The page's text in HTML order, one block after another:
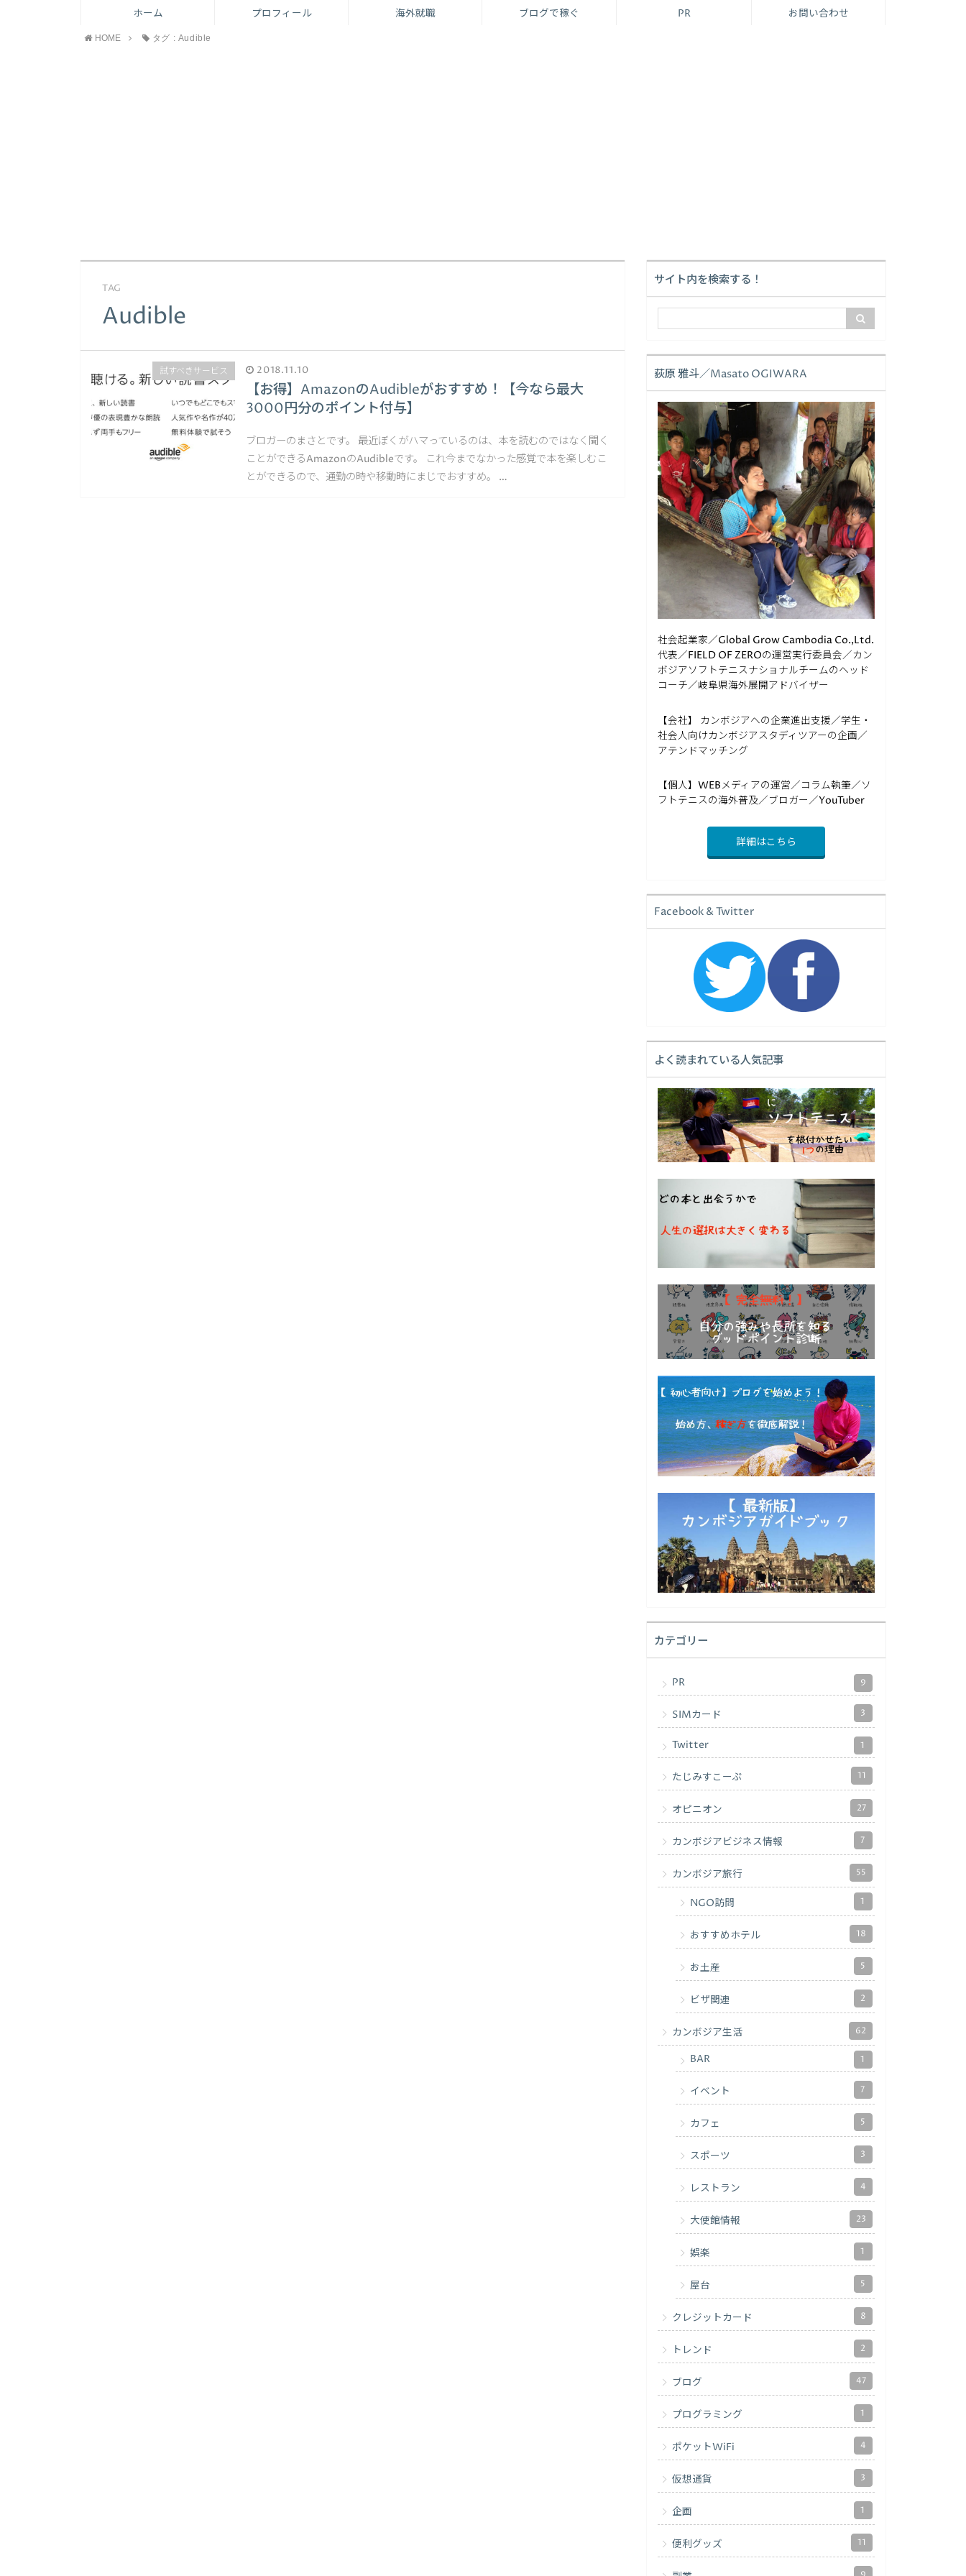
ホーム プロフィール 海外就職 ブログで稼ぐ PR お問い合わせ
HOME タグ : Audible
TAG
Audible
試すべきサービス 2018.11.10
【お得】AmazonのAudibleがおすすめ！【今なら最大
3000円分のポイント付与】
ブロガーのまさとです。 最近ぼくがハマっているのは、本を読むのではなく聞く
ことができるAmazonのAudibleです。 これ今までなかった感覚で本を楽しむこ
とができるので、通勤の時や移動時にまじでおすすめ。 …
サイト内を検索する！
荻原 雅斗／Masato OGIWARA
社会起業家／Global Grow Cambodia Co.,Ltd.
代表／FIELD OF ZEROの運営実行委員会／カン
ボジアソフトテニスナショナルチームのヘッド
コーチ／岐阜県海外展開アドバイザー
【会社】 カンボジアへの企業進出支援／学生・
社会人向けカンボジアスタディツアーの企画／
アテンドマッチング
【個人】WEBメディアの運営／コラム執筆／ソ
フトテニスの海外普及／ブロガー／YouTuber
詳細はこちら
Facebook & Twitter
よく読まれている人気記事
カテゴリー
PR 9
SIMカード 3
Twitter 1
たじみすこーぷ 11
オピニオン 27
カンボジアビジネス情報 7
カンボジア旅行 55
NGO訪問 1
おすすめホテル 18
お土産 5
ビザ関連 2
カンボジア生活 62
BAR 1
イベント 7
カフェ 5
スポーツ 3
レストラン 4
大使館情報 23
娯楽 1
屋台 5
クレジットカード 8
トレンド 2
ブログ 47
プログラミング 1
ポケットWiFi 4
仮想通貨 3
企画 1
便利グッズ 11